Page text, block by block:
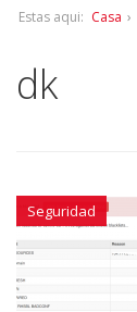
Estas aqui: Casa ›
dk
Seguridad